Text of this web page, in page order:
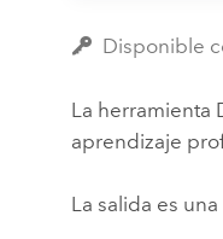
Disponible
La herramienta
aprendizaje
La salida es